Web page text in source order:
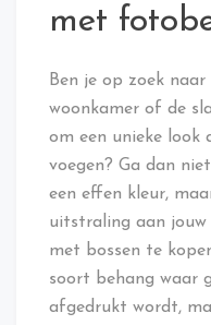
met
Ben je op zoek
woonkamer of de
om een unieke look
voegen? Ga dan
een effen kleur,
uitstraling aan
met bossen te
soort behang waar
afgedrukt wordt,